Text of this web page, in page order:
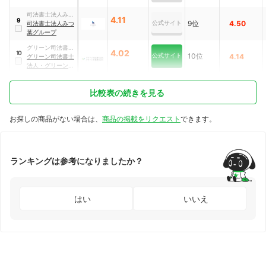
9
司法書士法人みつ
葉グループ
司法書士法人みつ
葉グループ
4.11 公式サイト 9位 4.50
10
グリーン司法書士
法人・グリーン行
政書士法人
グリーン司法書士
法人・グリーン行
4.02 公式サイト 10位 4.14
比較表の続きを見る
お探しの商品がない場合は、 商品の掲載をリクエスト できます。
ランキングは参考になりましたか？
はい いいえ